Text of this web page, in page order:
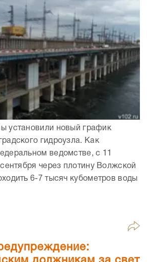
установили новый график
гидроузла. Как
ведомстве, с 11
через плотину Волжской
6-7 тысяч кубометров воды